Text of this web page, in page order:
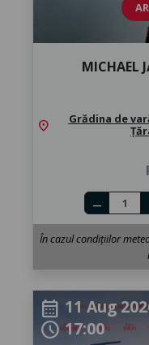
MICHAEL
location_on
Grădina de
remove
În cazul condițiilor
calendar_month 11 Aug
schedule17:00